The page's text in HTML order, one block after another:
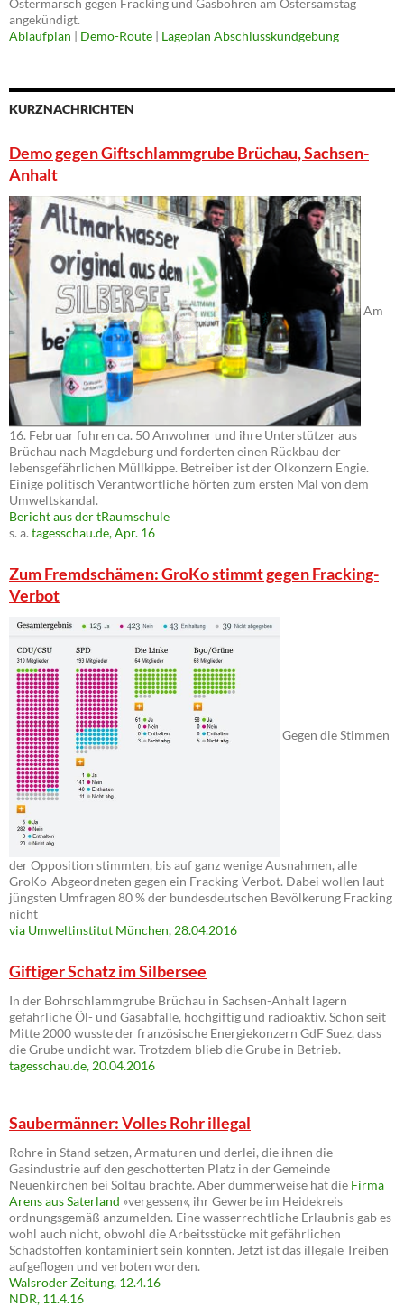
Ostermarsch gegen Fracking und Gasbohren am Ostersamstag
angekündigt.
Ablaufplan | Demo-Route | Lageplan Abschlusskundgebung
KURZNACHRICHTEN
Demo gegen Giftschlammgrube Brüchau, Sachsen-
Anhalt
Am
16. Februar fuhren ca. 50 Anwohner und ihre Unterstützer aus
Brüchau nach Magdeburg und forderten einen Rückbau der
lebensgefährlichen Müllkippe. Betreiber ist der Ölkonzern Engie.
Einige politisch Verantwortliche hörten zum ersten Mal von dem
Umweltskandal.
Bericht aus der tRaumschule
s. a. tagesschau.de, Apr. 16
Zum Fremdschämen: GroKo stimmt gegen Fracking-
Verbot
Gegen die Stimmen
der Opposition stimmten, bis auf ganz wenige Ausnahmen, alle
GroKo-Abgeordneten gegen ein Fracking-Verbot. Dabei wollen laut
jüngsten Umfragen 80 % der bundesdeutschen Bevölkerung Fracking
nicht
via Umweltinstitut München, 28.04.2016
Giftiger Schatz im Silbersee
In der Bohrschlammgrube Brüchau in Sachsen-Anhalt lagern
gefährliche Öl- und Gasabfälle, hochgiftig und radioaktiv. Schon seit
Mitte 2000 wusste der französische Energiekonzern GdF Suez, dass
die Grube undicht war. Trotzdem blieb die Grube in Betrieb.
tagesschau.de, 20.04.2016
Saubermänner: Volles Rohr illegal
Rohre in Stand setzen, Armaturen und derlei, die ihnen die
Gasindustrie auf den geschotterten Platz in der Gemeinde
Neuenkirchen bei Soltau brachte. Aber dummerweise hat die Firma
Arens aus Saterland »vergessen«, ihr Gewerbe im Heidekreis
ordnungsgemäß anzumelden. Eine wasserrechtliche Erlaubnis gab es
wohl auch nicht, obwohl die Arbeitsstücke mit gefährlichen
Schadstoffen kontaminiert sein konnten. Jetzt ist das illegale Treiben
aufgeflogen und verboten worden.
Walsroder Zeitung, 12.4.16
NDR, 11.4.16